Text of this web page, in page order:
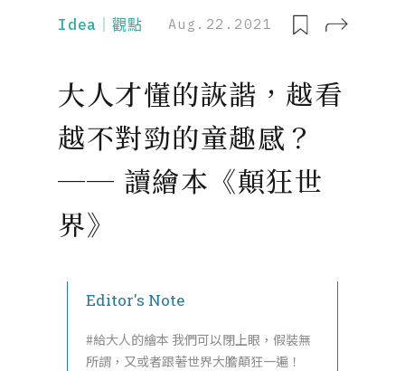
Idea｜觀點 Aug.22.2021
大人才懂的詼諧，越看
越不對勁的童趣感？
── 讀繪本《顛狂世
界》
Editor's Note
#給大人的繪本 我們可以閉上眼，假裝無
所謂，又或者跟著世界大膽顛狂一遍！